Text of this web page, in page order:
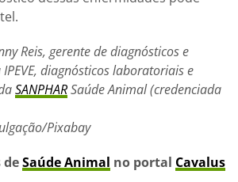
Reis, gerente de diagnósticos e
diagnósticos laboratoriais e
SANPHARSaúde Animal (credenciada
Pixabay
deSaúde Animal no portal Cavalus